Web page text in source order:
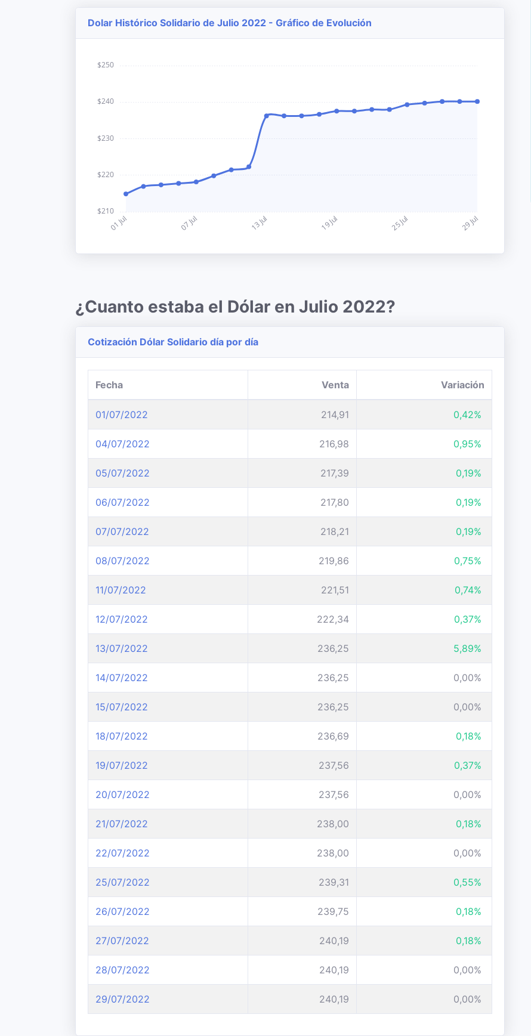
Dolar Histórico Solidario de Julio 2022 - Gráfico de Evolución
¿Cuanto estaba el Dólar en Julio 2022?
Cotización Dólar Solidario día por día
Fecha Venta Variación
01/07/2022 214,91 0,42%
04/07/2022 216,98 0,95%
05/07/2022 217,39 0,19%
06/07/2022 217,80 0,19%
07/07/2022 218,21 0,19%
08/07/2022 219,86 0,75%
11/07/2022 221,51 0,74%
12/07/2022 222,34 0,37%
13/07/2022 236,25 5,89%
14/07/2022 236,25 0,00%
15/07/2022 236,25 0,00%
18/07/2022 236,69 0,18%
19/07/2022 237,56 0,37%
20/07/2022 237,56 0,00%
21/07/2022 238,00 0,18%
22/07/2022 238,00 0,00%
25/07/2022 239,31 0,55%
26/07/2022 239,75 0,18%
27/07/2022 240,19 0,18%
28/07/2022 240,19 0,00%
29/07/2022 240,19 0,00%